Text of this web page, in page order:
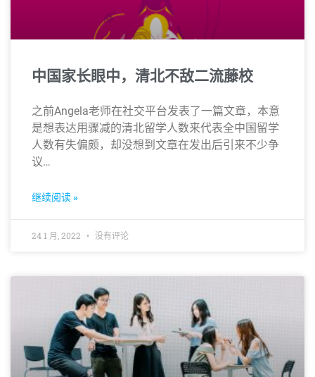
中国家长眼中，清北不敌二流藤校
之前Angela老师在社交平台发表了一篇文章，本意
是想表达用骤减的清北留学人数来代表全中国留学
人数有失偏颇，却没想到文章在发出后引来不少争
议…
继续阅读 »
24 1 月, 2022 没有评论